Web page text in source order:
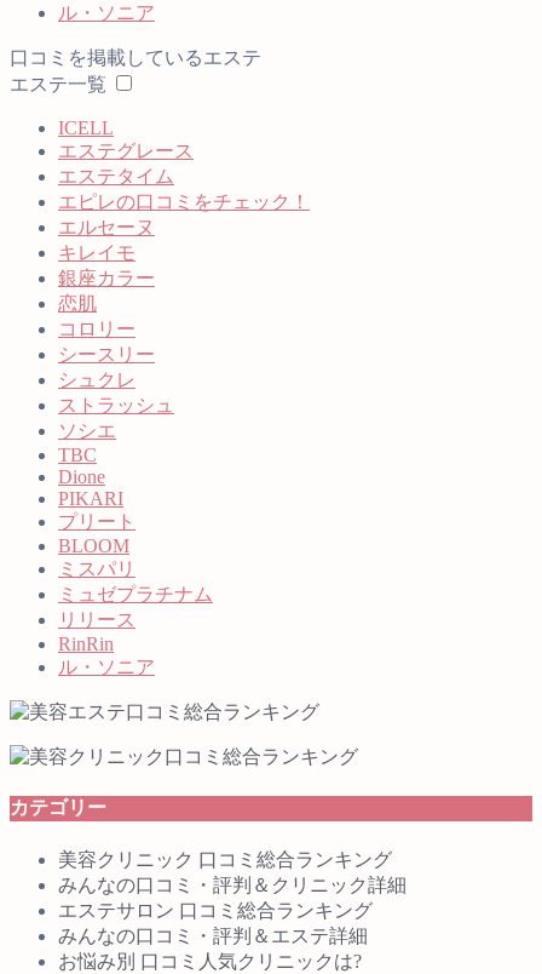
ル・ソニア
口コミを掲載しているエステ
エステ一覧
ICELL
エステグレース
エステタイム
エピレの口コミをチェック！
エルセーヌ
キレイモ
銀座カラー
恋肌
コロリー
シースリー
シュクレ
ストラッシュ
ソシエ
TBC
Dione
PIKARI
プリート
BLOOM
ミスパリ
ミュゼプラチナム
リリース
RinRin
ル・ソニア
カテゴリー
美容クリニック 口コミ総合ランキング
みんなの口コミ・評判＆クリニック詳細
エステサロン 口コミ総合ランキング
みんなの口コミ・評判＆エステ詳細
お悩み別 口コミ人気クリニックは?